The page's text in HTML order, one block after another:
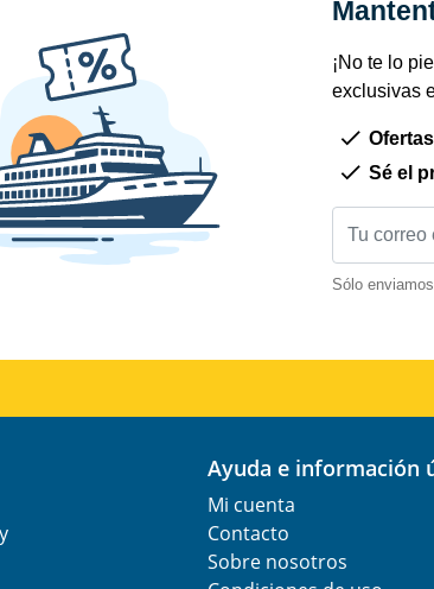
¡No te lo
exclusivas
Sé el
Sólo
Ayuda e información
Mi cuenta
Contacto
Sobre nosotros